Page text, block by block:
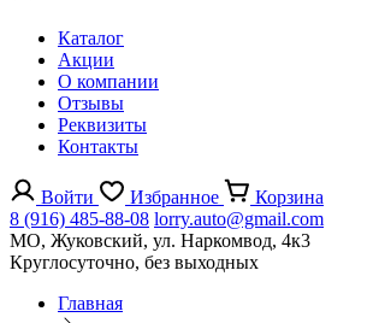
Каталог
Акции
О компании
Отзывы
Реквизиты
Контакты
Войти Избранное
Корзина
8 (916) 485-88-08 lorry.auto@gmail.com
МО, Жуковский, ул. Наркомвод, 4к3
Круглосуточно, без выходных
Главная